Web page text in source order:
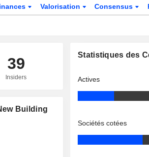
Valorisation Consensus
39
Insiders
Building
Statistiques des
Actives
Sociétés cotées